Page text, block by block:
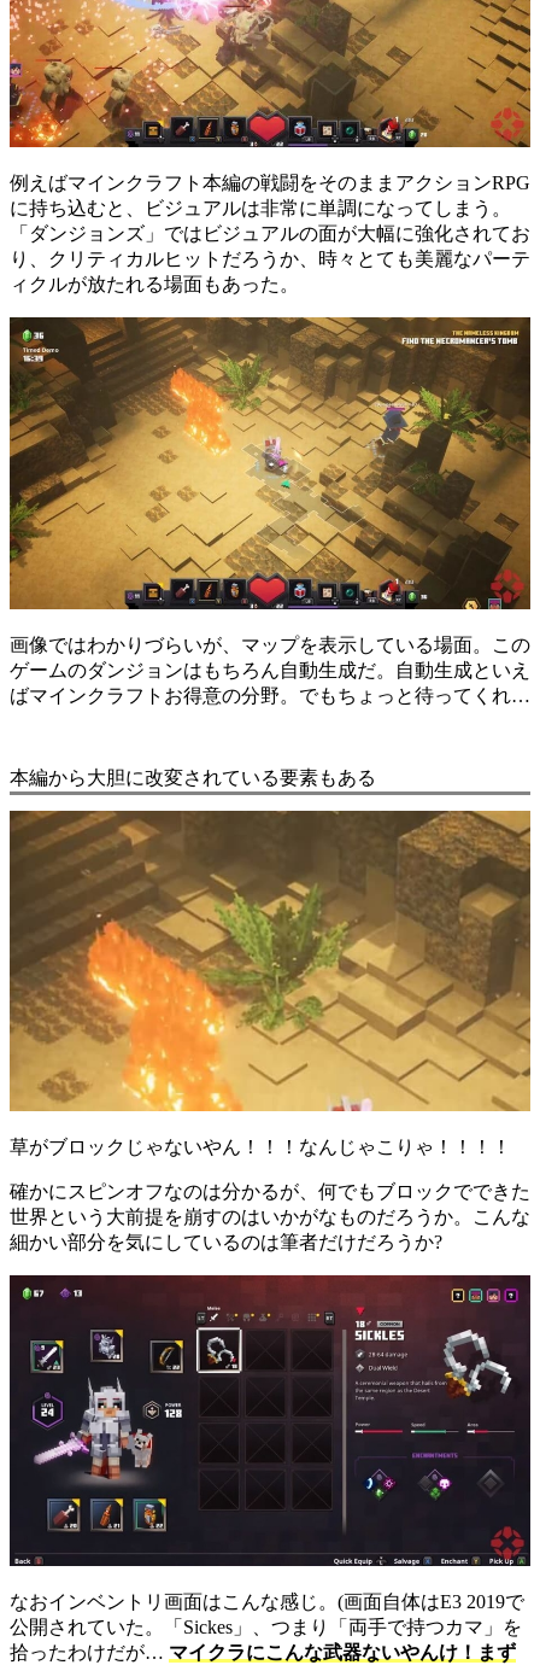
例えばマインクラフト本編の戦闘をそのままアクションRPG
に持ち込むと、ビジュアルは非常に単調になってしまう。
「ダンジョンズ」ではビジュアルの面が大幅に強化されてお
り、クリティカルヒットだろうか、時々とても美麗なパーテ
ィクルが放たれる場面もあった。
画像ではわかりづらいが、マップを表示している場面。この
ゲームのダンジョンはもちろん自動生成だ。自動生成といえ
ばマインクラフトお得意の分野。でもちょっと待ってくれ…
本編から大胆に改変されている要素もある
草がブロックじゃないやん！！！なんじゃこりゃ！！！！
確かにスピンオフなのは分かるが、何でもブロックでできた
世界という大前提を崩すのはいかがなものだろうか。こんな
細かい部分を気にしているのは筆者だけだろうか?
なおインベントリ画面はこんな感じ。(画面自体はE3 2019で
公開されていた。「Sickes」、つまり「両手で持つカマ」を
拾ったわけだが… マイクラにこんな武器ないやんけ！まず